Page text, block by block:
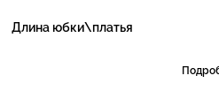
Длина юбки\платья